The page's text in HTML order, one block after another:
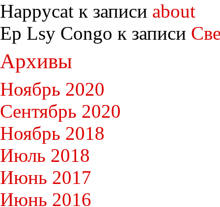
Happycat к записи about
Ep Lsy Congo к записи
Архивы
Ноябрь 2020
Сентябрь 2020
Ноябрь 2018
Июль 2018
Июнь 2017
Июнь 2016